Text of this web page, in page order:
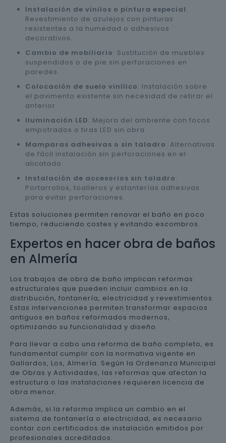
Instalación de vinilos o pintura especial:
Revestimiento de azulejos con pinturas
resistentes a la humedad o adhesivos
decorativos.
Cambio de mobiliario: Sustitución de muebles
suspendidos o de pie sin perforaciones en
paredes.
Colocación de suelo vinílico: Instalación sobre
el pavimento existente sin necesidad de retirar el
anterior.
Iluminación LED: Mejora del ambiente con focos
empotrados o tiras LED sin obra.
Mamparas adhesivas o sin taladro: Alternativas
de fácil instalación sin perforaciones en el
alicatado.
Instalación de accesorios sin taladro:
Portarrollos, toalleros y estanterías adhesivas
para evitar perforaciones.
Estas soluciones permiten renovar el baño en poco
tiempo, reduciendo costes y evitando escombros.
Expertos en hacer obra de baños
en Almería
Los trabajos de obra de baño implican reformas
estructurales que pueden incluir cambios en la
distribución, fontanería, electricidad y revestimientos.
Estas intervenciones permiten transformar espacios
antiguos en baños reformados modernos,
optimizando su funcionalidad y diseño.
Para llevar a cabo una reforma de baño completo, es
fundamental cumplir con la normativa vigente en
Gallardos, Los, Almería. Según la Ordenanza Municipal
de Obras y Actividades, las reformas que afectan la
estructura o las instalaciones requieren licencia de
obra menor.
Además, si la reforma implica un cambio en el
sistema de fontanería o electricidad, es necesario
contar con certificados de instalación emitidos por
profesionales acreditados.